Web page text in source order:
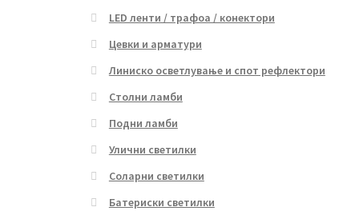
LED ленти / трафоа / конектори
Цевки и арматури
Линиско осветлување и спот рефлектори
Столни ламби
Подни ламби
Улични светилки
Соларни светилки
Батериски светилки